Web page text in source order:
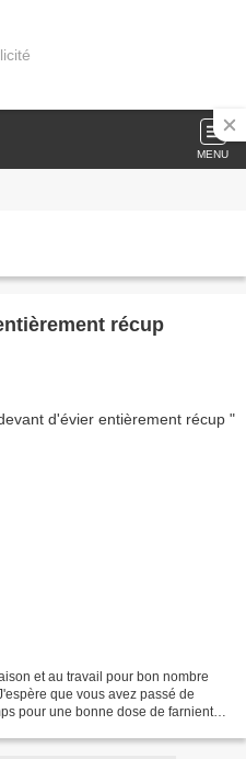
MENU
récup
et au travail pour bon nombre
que vous avez passé de
pour une bonne dose de farniente.